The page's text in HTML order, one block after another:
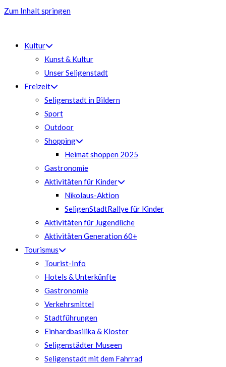
Zum Inhalt springen
Kultur
Kunst & Kultur
Unser Seligenstadt
Freizeit
Seligenstadt in Bildern
Sport
Outdoor
Shopping
Heimat shoppen 2025
Gastronomie
Aktivitäten für Kinder
Nikolaus-Aktion
SeligenStadtRallye für Kinder
Aktivitäten für Jugendliche
Aktivitäten Generation 60+
Tourismus
Tourist-Info
Hotels & Unterkünfte
Gastronomie
Verkehrsmittel
Stadtführungen
Einhardbasilika & Kloster
Seligenstädter Museen
Seligenstadt mit dem Fahrrad